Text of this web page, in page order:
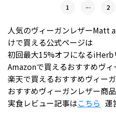
1 ... 2
人気のヴィーガンレザーMatt
けで買える公式ページは
初回最大15%オフになるiHerb
Amazonで買えるおすすめヴ
楽天で買えるおすすめヴィー
おすすめヴィーガンレザー商
実食レビュー記事はこちら 運